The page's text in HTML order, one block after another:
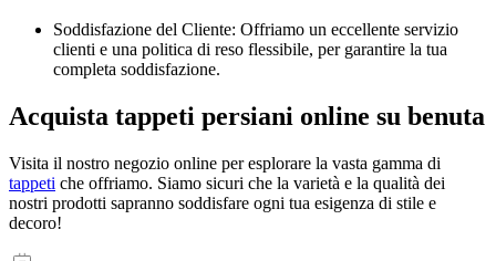
Soddisfazione del Cliente: Offriamo un eccellente servizio
clienti e una politica di reso flessibile, per garantire la tua
completa soddisfazione.
Acquista tappeti persiani online su benuta
Visita il nostro negozio online per esplorare la vasta gamma di
tappeti che offriamo. Siamo sicuri che la varietà e la qualità dei
nostri prodotti sapranno soddisfare ogni tua esigenza di stile e
decoro!